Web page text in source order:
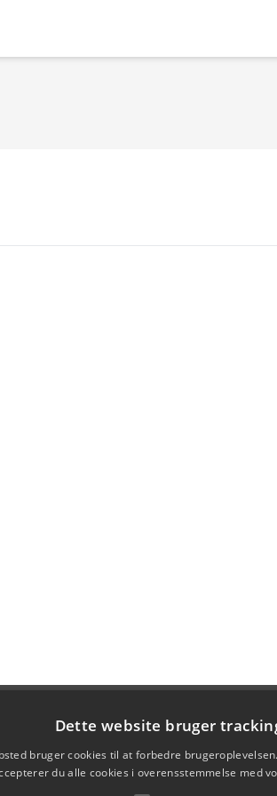
Dette website bruger
bruger cookies til at forbedre
du alle cookies i overensstemmelse med